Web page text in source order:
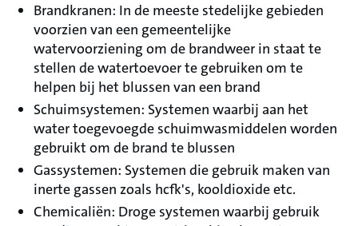
Brandkranen: In de meeste stedelijke gebieden
voorzien van een gemeentelijke
watervoorziening om de brandweer in staat te
stellen de watertoevoer te gebruiken om te
helpen bij het blussen van een brand
Schuimsystemen: Systemen waarbij aan het
water toegevoegde schuimwasmiddelen worden
gebruikt om de brand te blussen
Gassystemen: Systemen die gebruik maken van
inerte gassen zoals hcfk's, kooldioxide etc.
Chemicaliën: Droge systemen waarbij gebruik